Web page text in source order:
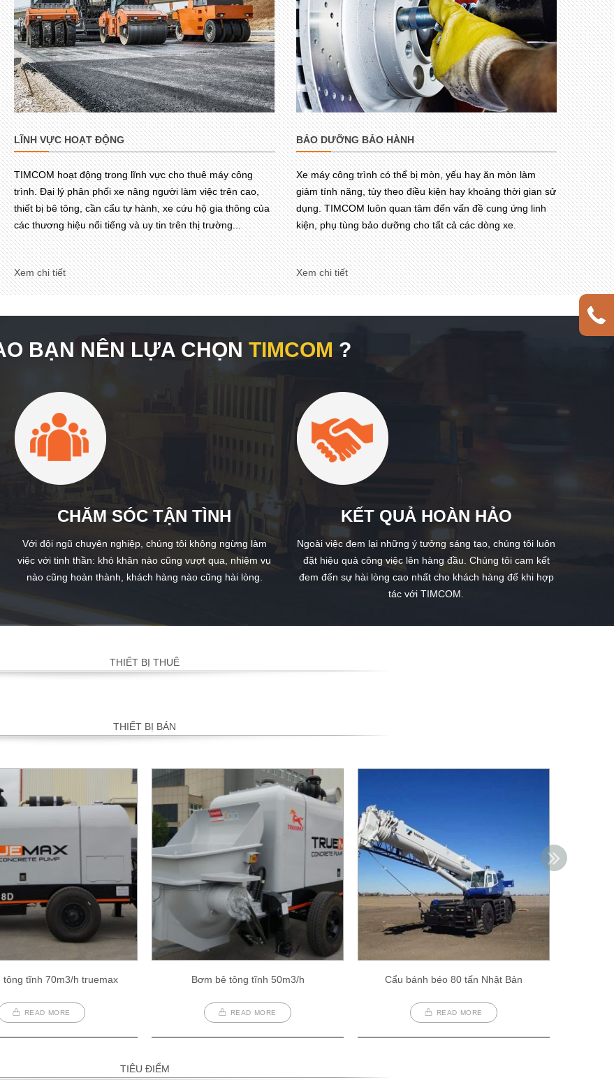
LĨNH VỰC HOẠT ĐỘNG
TIMCOM hoạt động trong lĩnh vực cho thuê máy công
trình. Đại lý phân phối xe nâng người làm việc trên cao,
thiết bị bê tông, cần cẩu tự hành, xe cứu hộ gia thông của
các thương hiệu nổi tiếng và uy tin trên thị trường...
Xem chi tiết
BẢO DƯỠNG BẢO HÀNH
Xe máy công trình có thể bị mòn, yếu hay ăn mòn làm
giảm tính năng, tùy theo điều kiện hay khoảng thời gian sử
dụng. TIMCOM luôn quan tâm đến vấn đề cung ứng linh
kiện, phụ tùng bảo dưỡng cho tất cả các dòng xe.
Xem chi tiết
BẠN NÊN LỰA CHỌN TIMCOM ?
CHĂM SÓC TẬN TÌNH
Với đội ngũ chuyên nghiệp, chúng tôi không ngừng làm
việc với tinh thần: khó khăn nào cũng vượt qua, nhiệm vụ
nào cũng hoàn thành, khách hàng nào cũng hài lòng.
KẾT QUẢ HOÀN HẢO
Ngoài việc đem lại những ý tưởng sáng tạo, chúng tôi luôn
đặt hiệu quả công việc lên hàng đầu. Chúng tôi cam kết
đem đến sự hài lòng cao nhất cho khách hàng để khi hợp
tác với TIMCOM.
THIẾT BỊ THUÊ
THIẾT BỊ BÁN
tông tĩnh 70m3/h truemax
READ MORE
Bơm bê tông tĩnh 50m3/h
READ MORE
Cẩu bánh béo 80 tấn Nhật Bản
READ MORE
TIÊU ĐIỂM